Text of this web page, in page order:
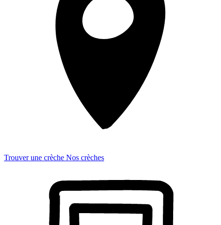
Trouver une crèche Nos crèches